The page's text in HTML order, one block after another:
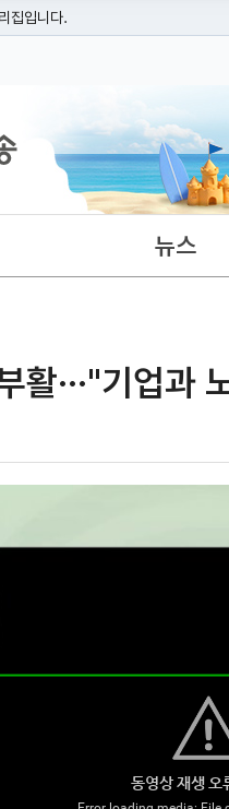
집입니다.
사용하고 있다면 아래 URL에서 도
뉴스
···"기업과